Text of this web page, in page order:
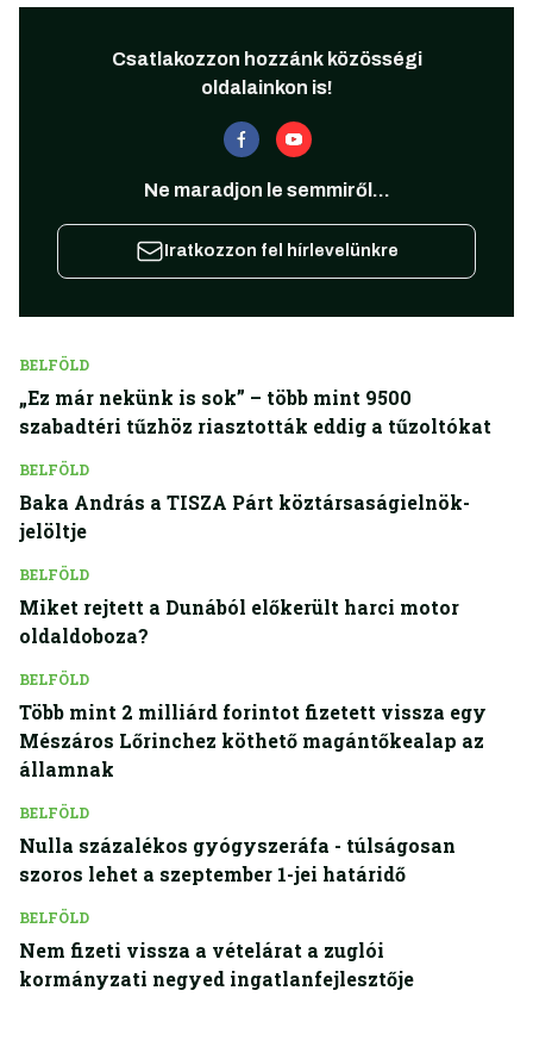
Csatlakozzon hozzánk közösségi
oldalainkon is!
Ne maradjon le semmiről...
Iratkozzon fel hírlevelünkre
BELFÖLD
„Ez már nekünk is sok” – több mint 9500
szabadtéri tűzhöz riasztották eddig a tűzoltókat
BELFÖLD
Baka András a TISZA Párt köztársaságielnök-
jelöltje
BELFÖLD
Miket rejtett a Dunából előkerült harci motor
oldaldoboza?
BELFÖLD
Több mint 2 milliárd forintot fizetett vissza egy
Mészáros Lőrinchez köthető magántőkealap az
államnak
BELFÖLD
Nulla százalékos gyógyszeráfa - túlságosan
szoros lehet a szeptember 1-jei határidő
BELFÖLD
Nem fizeti vissza a vételárat a zuglói
kormányzati negyed ingatlanfejlesztője